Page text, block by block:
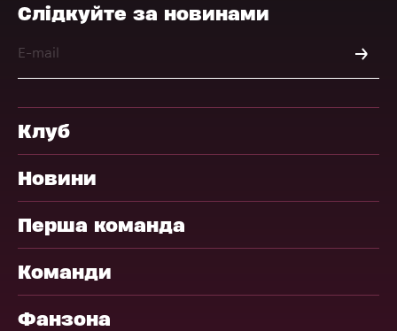
Слідкуйте за новинами
Клуб
Новини
Перша команда
Команди
Фанзона